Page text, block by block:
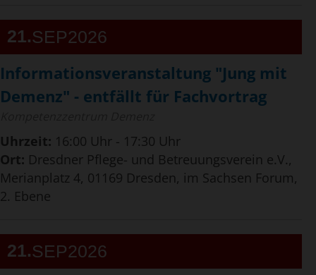
21 SEP2026
Informationsveranstaltung "Jung mit
Demenz" - entfällt für Fachvortrag
Uhrzeit: 16:00 Uhr - 17:30 Uhr
Ort: Dresdner Pflege- und Betreuungsverein e.V.,
Merianplatz 4, 01169 Dresden, im Sachsen Forum,
2. Ebene
21 SEP2026